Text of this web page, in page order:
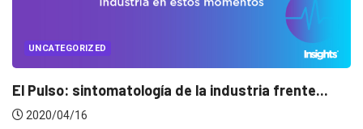
frente... Conectados en época de pausa